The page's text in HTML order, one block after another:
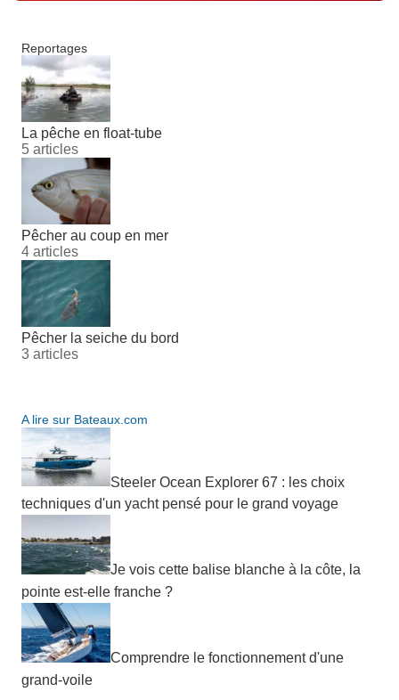
Reportages
La pêche en float-tube
5 articles
Pêcher au coup en mer
4 articles
Pêcher la seiche du bord
3 articles
A lire sur Bateaux.com
Steeler Ocean Explorer 67 : les choix
techniques d'un yacht pensé pour le grand voyage
Je vois cette balise blanche à la côte, la
pointe est-elle franche ?
Comprendre le fonctionnement d'une
grand-voile